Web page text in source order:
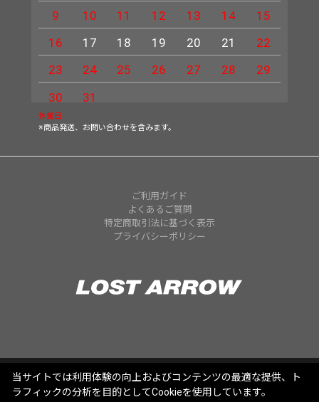
9
10 11 12 13 14
15
16
17 18 19 20 21
22
23
24 25 26 27 28
29
30
31
休業日
※商品発送、お問い合わせを含みます。
ご利用ガイド
よくあるご質問
特定商取引法に基づく表示
プライバシーポリシー
当サイトでは利用体験の向上およびコンテンツの最適な提供、ト
ラフィックの分析を目的としてCookieを使用しています。